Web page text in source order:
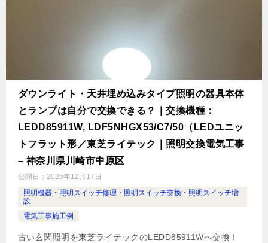
ダウンライト・天井埋め込みタイプ照明の器具本体
とランプは自分で交換できる？｜交換機種：
LEDD85911W, LDF5NHGX53/C7/50（LEDユニッ
トフラット形／東芝ライテック｜照明交換電気工事
– 神奈川県川崎市中原区
公開日： 2025年12月17日
照明機器・照明スイッチ修理・照明スイッチ交換・照明スイッチ増
設
電気工事施工例
古い玄関照明を東芝ライテックのLEDD85911Wへ交換！